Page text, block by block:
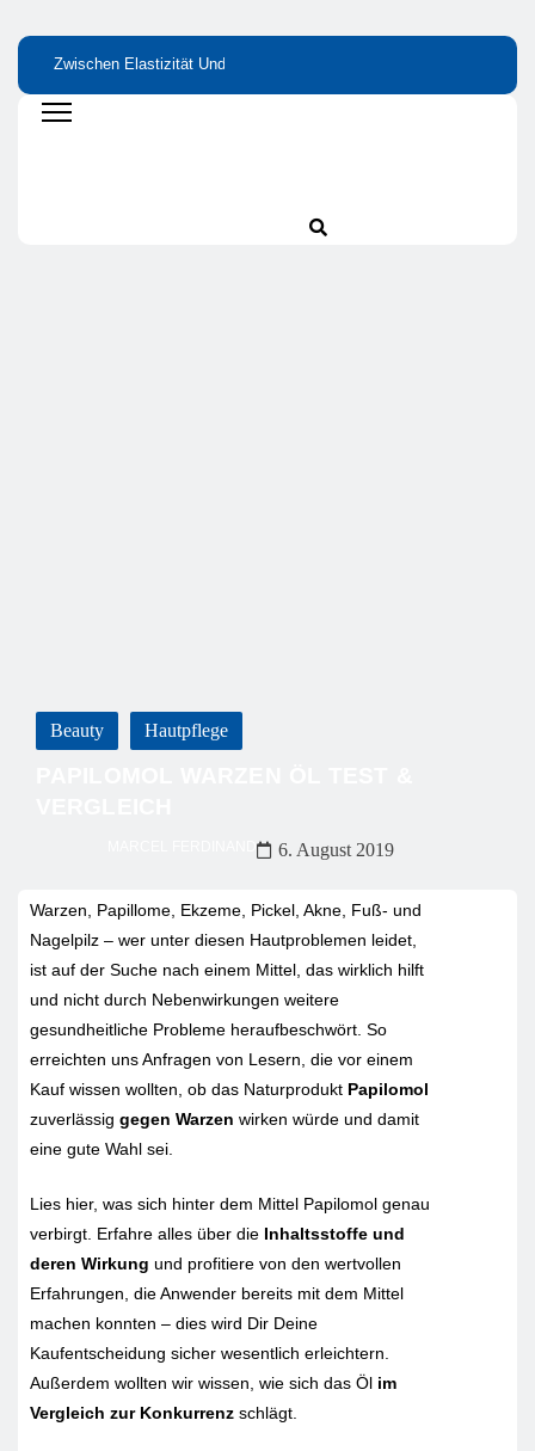
Zwischen Elastizität Und
Stabilität: Proteine Als
Grundlage Von Haut Und
Bittertropfen – Was
Nährstofflücken
Beauty Hautpflege
6. August 2019
Warzen, Papillome, Ekzeme, Pickel, Akne, Fuß- und
Nagelpilz – wer unter diesen Hautproblemen leidet,
ist auf der Suche nach einem Mittel, das wirklich hilft
und nicht durch Nebenwirkungen weitere
gesundheitliche Probleme heraufbeschwört. So
erreichten uns Anfragen von Lesern, die vor einem
Kauf wissen wollten, ob das Naturprodukt Papilomol
zuverlässig gegen Warzen wirken würde und damit
eine gute Wahl sei.
Lies hier, was sich hinter dem Mittel Papilomol genau
verbirgt. Erfahre alles über die Inhaltsstoffe und
deren Wirkung und profitiere von den wertvollen
Erfahrungen, die Anwender bereits mit dem Mittel
machen konnten – dies wird Dir Deine
Kaufentscheidung sicher wesentlich erleichtern.
Außerdem wollten wir wissen, wie sich das Öl im
Vergleich zur Konkurrenz schlägt.